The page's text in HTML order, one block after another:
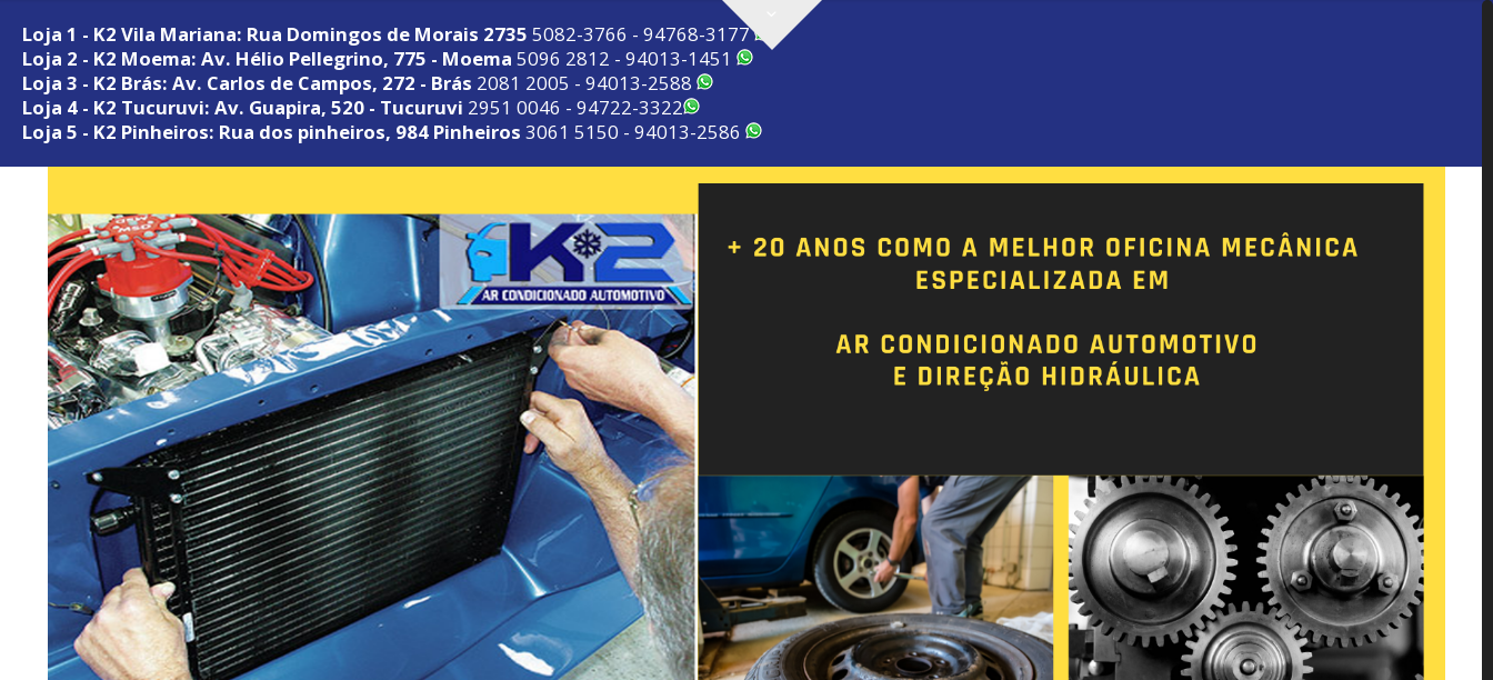
Loja 1 - K2 Vila Mariana: Rua Domingos de Morais 2735 5082-3766 - 94768-3177
Loja 2 - K2 Moema: Av. Hélio Pellegrino, 775 - Moema 5096 2812 - 94013-1451
Loja 3 - K2 Brás: Av. Carlos de Campos, 272 - Brás 2081 2005 - 94013-2588
Loja 4 - K2 Tucuruvi: Av. Guapira, 520 - Tucuruvi 2951 0046 - 94722-3322
Loja 5 - K2 Pinheiros: Rua dos pinheiros, 984 Pinheiros 3061 5150 - 94013-2586